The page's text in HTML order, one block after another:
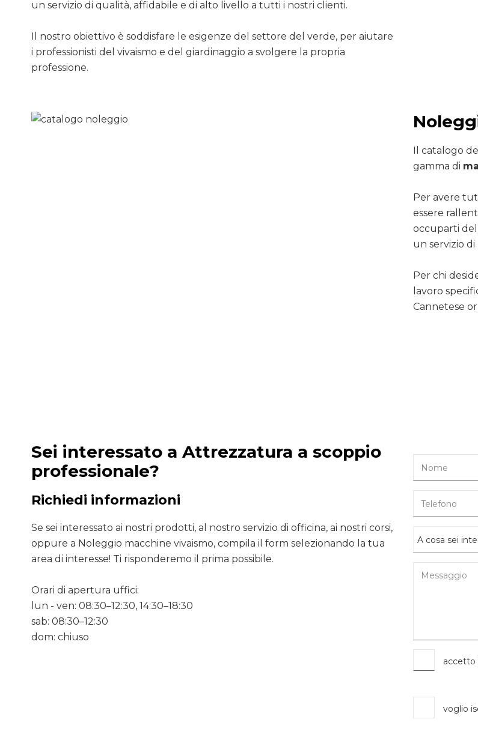
un servizio di qualità, affidabile e di alto livello a tutti i nostri clienti.
Il nostro obiettivo è soddisfare le esigenze del settore del verde, per aiutare
i professionisti del vivaismo e del giardinaggio a svolgere la propria
professione.
Il catalogo
gamma di
Per avere
essere
occuparti
un servizio
Per chi
lavoro
Cannetese
Sei interessato a Attrezzatura a scoppio
professionale?
Richiedi informazioni
Se sei interessato ai nostri prodotti, al nostro servizio di officina, ai nostri corsi,
oppure a Noleggio macchine vivaismo, compila il form selezionando la tua
area di interesse! Ti risponderemo il prima possibile.
Orari di apertura uffici:
lun - ven: 08:30–12:30, 14:30–18:30
sab: 08:30–12:30
dom: chiuso
accetto
voglio